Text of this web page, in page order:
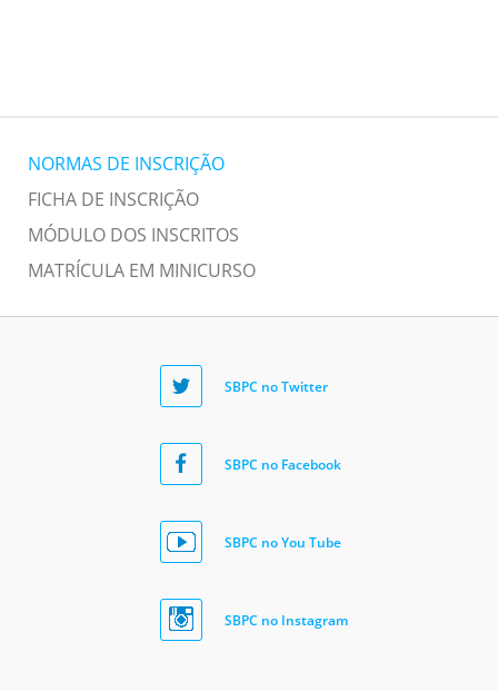
NORMAS DE INSCRIÇÃO
FICHA DE INSCRIÇÃO
MÓDULO DOS INSCRITOS
MATRÍCULA EM MINICURSO
SBPC no Twitter
SBPC no Facebook
SBPC no You Tube
SBPC no Instagram